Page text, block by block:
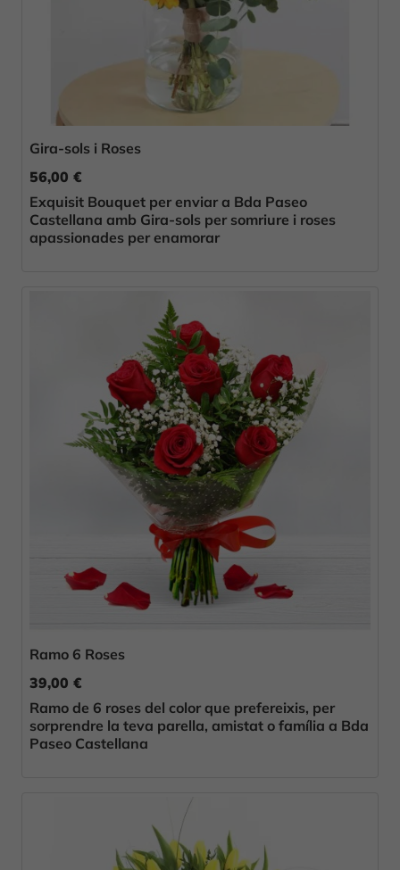
Gira-sols i Roses
56,00 €
Exquisit Bouquet per enviar a Bda Paseo
Castellana amb Gira-sols per somriure i roses
apassionades per enamorar
Ramo 6 Roses
39,00 €
Ramo de 6 roses del color que prefereixis, per
sorprendre la teva parella, amistat o família a Bda
Paseo Castellana